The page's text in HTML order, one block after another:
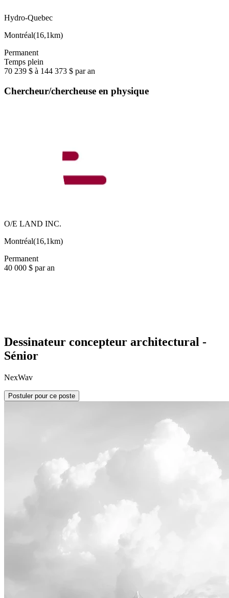
Hydro-Quebec
Montréal(16,1km)
Permanent
Temps plein
70 239 $ à 144 373 $ par an
Chercheur/chercheuse en physique
O/E LAND INC.
Montréal(16,1km)
Permanent
40 000 $ par an
Dessinateur concepteur architectural -
Sénior
NexWav
Postuler pour ce poste